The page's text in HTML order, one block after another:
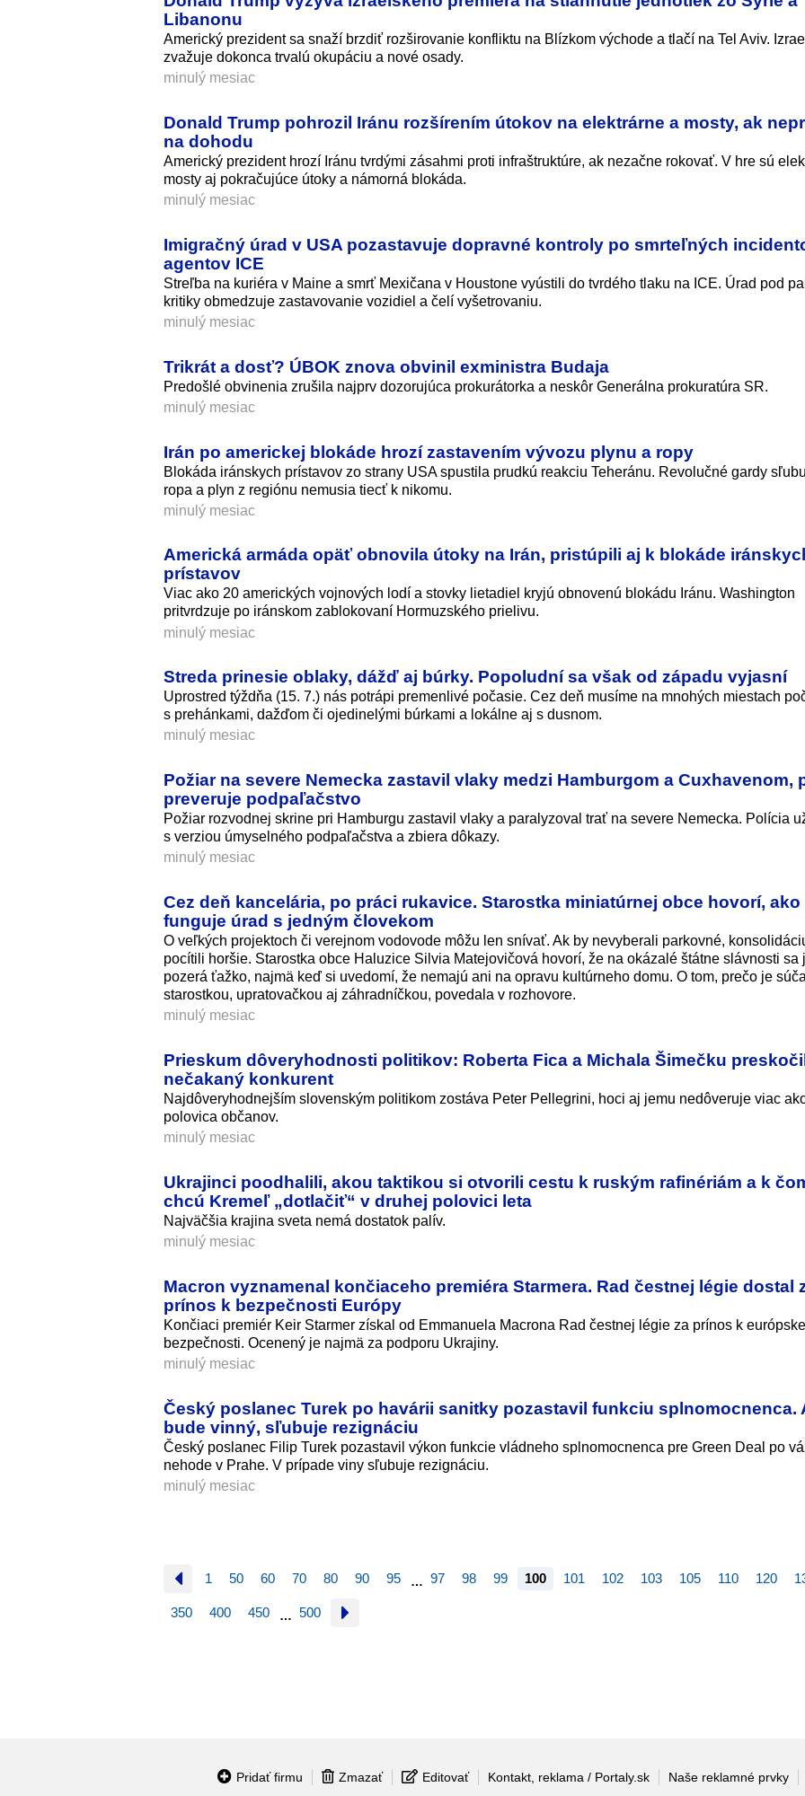
Libanonu
Americký prezident sa snaží brzdiť rozširovanie konfliktu na Blízkom východe a tlačí na Tel Aviv.
zvažuje dokonca trvalú okupáciu a nové osady.
minulý mesiac
Donald Trump pohrozil Iránu rozšírením útokov na elektrárne a mosty, ak
na dohodu
Americký prezident hrozí Iránu tvrdými zásahmi proti infraštruktúre, ak nezačne rokovať. V hre sú
mosty aj pokračujúce útoky a námorná blokáda.
minulý mesiac
Imigračný úrad v USA pozastavuje dopravné kontroly po smrteľných
agentov ICE
Streľba na kuriéra v Maine a smrť Mexičana v Houstone vyústili do tvrdého tlaku na ICE. Úrad pod
kritiky obmedzuje zastavovanie vozidiel a čelí vyšetrovaniu.
minulý mesiac
Trikrát a dosť? ÚBOK znova obvinil exministra Budaja
Predošlé obvinenia zrušila najprv dozorujúca prokurátorka a neskôr Generálna prokuratúra SR.
minulý mesiac
Irán po americkej blokáde hrozí zastavením vývozu plynu a ropy
Blokáda iránskych prístavov zo strany USA spustila prudkú reakciu Teheránu. Revolučné gardy
ropa a plyn z regiónu nemusia tiecť k nikomu.
minulý mesiac
Americká armáda opäť obnovila útoky na Irán, pristúpili aj k blokáde
prístavov
Viac ako 20 amerických vojnových lodí a stovky lietadiel kryjú obnovenú blokádu Iránu. Washington
pritvrdzuje po iránskom zablokovaní Hormuzského prielivu.
minulý mesiac
Streda prinesie oblaky, dážď aj búrky. Popoludní sa však od západu vyjasní
Uprostred týždňa (15. 7.) nás potrápi premenlivé počasie. Cez deň musíme na mnohých miestach
s prehánkami, dažďom či ojedinelými búrkami a lokálne aj s dusnom.
minulý mesiac
Požiar na severe Nemecka zastavil vlaky medzi Hamburgom a Cuxhavenom,
preveruje podpaľačstvo
Požiar rozvodnej skrine pri Hamburgu zastavil vlaky a paralyzoval trať na severe Nemecka. Polícia
s verziou úmyselného podpaľačstva a zbiera dôkazy.
minulý mesiac
Cez deň kancelária, po práci rukavice. Starostka miniatúrnej obce hovorí, ako
funguje úrad s jedným človekom
O veľkých projektoch či verejnom vodovode môžu len snívať. Ak by nevyberali parkovné,
pocítili horšie. Starostka obce Haluzice Silvia Matejovičová hovorí, že na okázalé štátne slávnosti sa
pozerá ťažko, najmä keď si uvedomí, že nemajú ani na opravu kultúrneho domu. O tom, prečo je
starostkou, upratovačkou aj záhradníčkou, povedala v rozhovore.
minulý mesiac
Prieskum dôveryhodnosti politikov: Roberta Fica a Michala Šimečku
nečakaný konkurent
Najdôveryhodnejším slovenským politikom zostáva Peter Pellegrini, hoci aj jemu nedôveruje viac
polovica občanov.
minulý mesiac
Ukrajinci poodhalili, akou taktikou si otvorili cestu k ruským rafinériám a k
chcú Kremeľ „dotlačiť“ v druhej polovici leta
Najväčšia krajina sveta nemá dostatok palív.
minulý mesiac
Macron vyznamenal končiaceho premiéra Starmera. Rad čestnej légie dostal
prínos k bezpečnosti Európy
Končiaci premiér Keir Starmer získal od Emmanuela Macrona Rad čestnej légie za prínos k
bezpečnosti. Ocenený je najmä za podporu Ukrajiny.
minulý mesiac
Český poslanec Turek po havárii sanitky pozastavil funkciu splnomocnenca.
bude vinný, sľubuje rezignáciu
Český poslanec Filip Turek pozastavil výkon funkcie vládneho splnomocnenca pre Green Deal po
nehode v Prahe. V prípade viny sľubuje rezignáciu.
minulý mesiac
1 50 60 70 80 90 95 … 97 98 99 100 101 102 103 105 110 120
350 400 450 … 500
Pridať firmu Zmazať Editovať Kontakt, reklama / Portaly.sk Naše reklamné prvky